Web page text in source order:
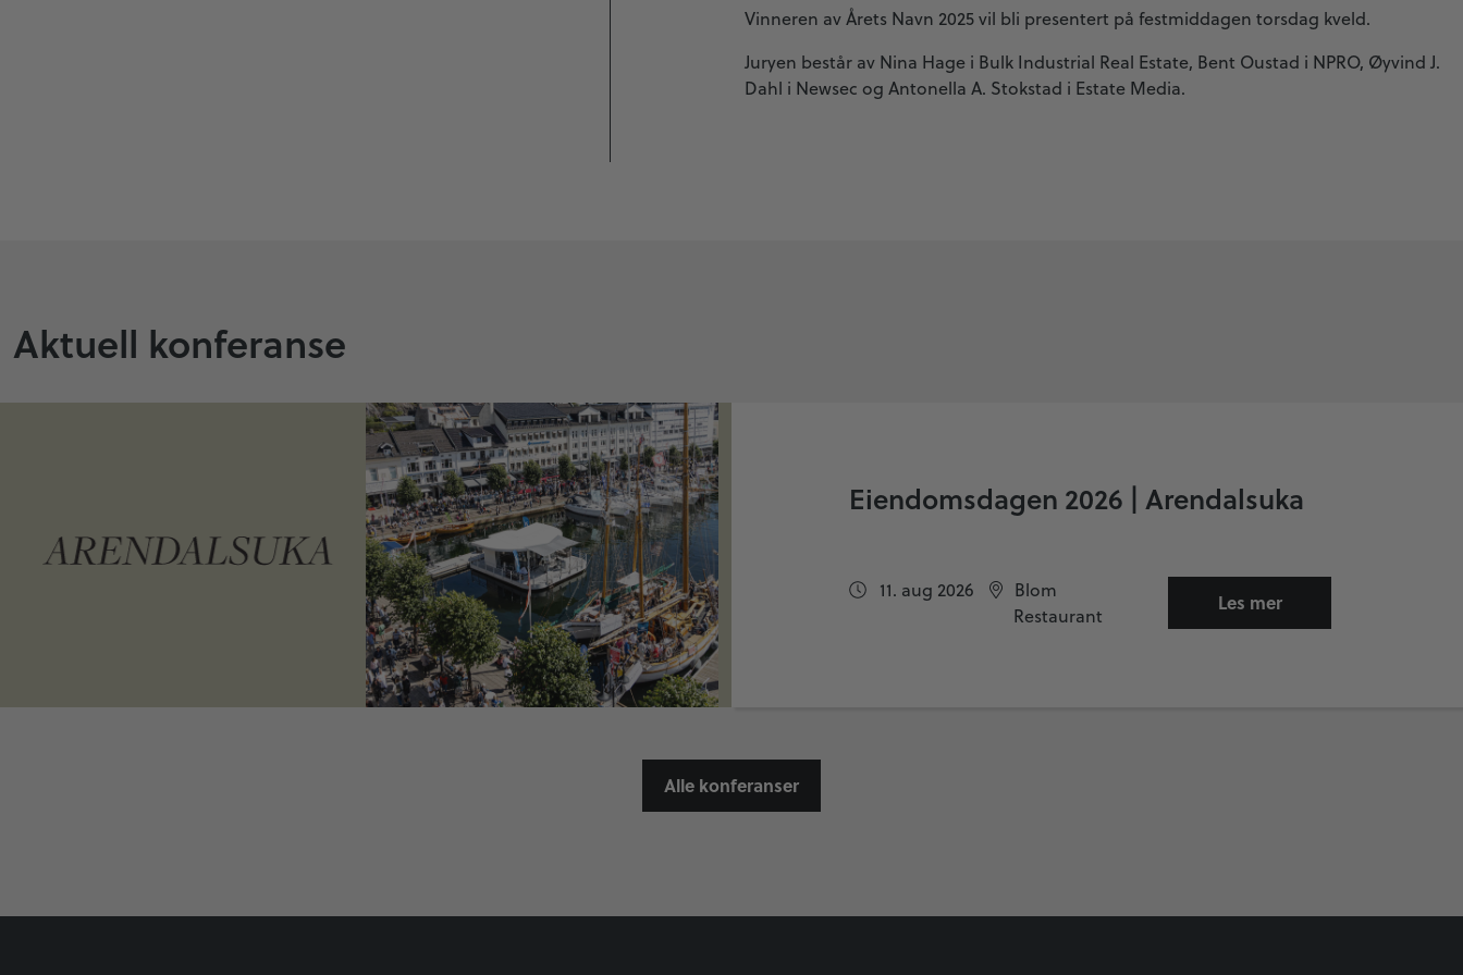
Vinneren av Årets Navn 2025 vil bli presentert på festmiddagen torsdag kveld.
Juryen består av Nina Hage i Bulk Industrial Real Estate, Bent Oustad i NPRO, Øyvind J.
Dahl i Newsec og Antonella A. Stokstad i Estate Media.
Aktuell konferanse
Eiendomsdagen 2026 | Arendalsuka
11. aug 2026
Blom
Restaurant
Les mer
Alle konferanser